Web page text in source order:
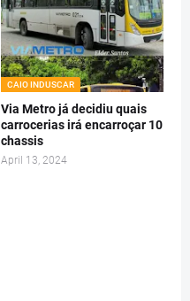
CAIO INDUSCAR
Via Metro já decidiu quais
carrocerias irá encarroçar 10
chassis
April 13, 2024